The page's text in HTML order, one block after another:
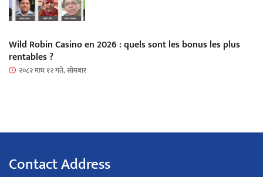
Wild Robin Casino en 2026 : quels sont les bonus les plus
rentables ?
२०८२ माघ १२ गते, सोमबार
Contact Address